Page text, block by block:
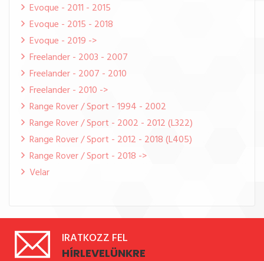
Evoque - 2011 - 2015
Evoque - 2015 - 2018
Evoque - 2019 ->
Freelander - 2003 - 2007
Freelander - 2007 - 2010
Freelander - 2010 ->
Range Rover / Sport - 1994 - 2002
Range Rover / Sport - 2002 - 2012 (L322)
Range Rover / Sport - 2012 - 2018 (L405)
Range Rover / Sport - 2018 ->
Velar
IRATKOZZ FEL
HÍRLEVELÜNKRE